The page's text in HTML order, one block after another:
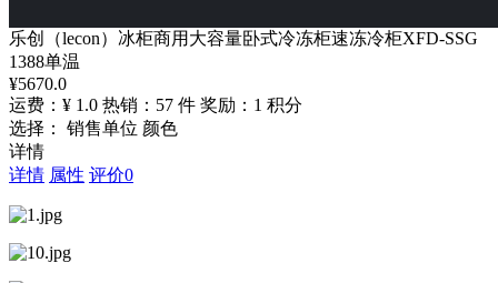
乐创（lecon）冰柜商用大容量卧式冷冻柜速冻冷柜XFD-SSG
1388单温
¥5670.0
运费：¥ 1.0 热销：57 件 奖励：1 积分
选择： 销售单位 颜色
详情
详情 属性 评价0